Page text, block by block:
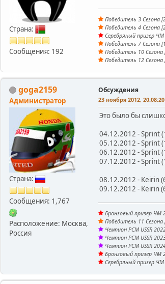
Страна:
Сообщения: 192
Победитель 3 Сезона
Победитель 4 Сезона
Серебряный призер
Победитель 7 Сезона
Победитель 10 Сезона
Победитель 12 Сезона
goga2159
Администратор
Страна:
Сообщения: 1,767
Расположение: Москва,
Россия
Обсуждения
23 ноября 2012, 20:08:20
Это было бы
04.12.2012 - Sprint
05.12.2012 - Sprint
06.12.2012 - Sprint
07.12.2012 - Sprint
08.12.2012 - Keirin
09.12.2012 - Keirin
Бронзовый призер ЧМ
Победитель 11 Сезона
Чемпион PCM USSR
Чемпион PCM USSR
Чемпион PCM USSR
Бронзовый призер ЧМ
Серебряный призер